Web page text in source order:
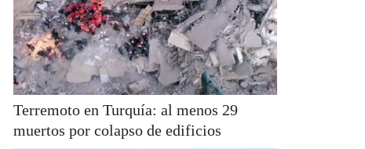
Terremoto en Turquía: al menos 29
muertos por colapso de edificios